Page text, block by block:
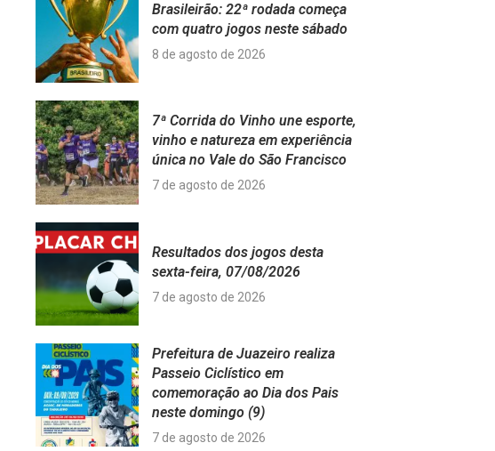
Brasileirão: 22ª rodada começa
com quatro jogos neste sábado
8 de agosto de 2026
7ª Corrida do Vinho une esporte,
vinho e natureza em experiência
única no Vale do São Francisco
7 de agosto de 2026
Resultados dos jogos desta
sexta-feira, 07/08/2026
7 de agosto de 2026
Prefeitura de Juazeiro realiza
Passeio Ciclístico em
comemoração ao Dia dos Pais
neste domingo (9)
7 de agosto de 2026